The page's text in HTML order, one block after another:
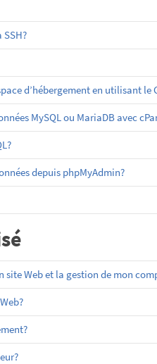
d’hébergement en utilisant le
MySQL ou MariaDB avec
depuis phpMyAdmin?
site Web et la gestion de mon